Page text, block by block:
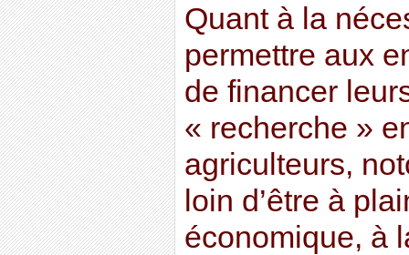
Quant à la
permettre aux
de financer
« recherche »
agriculteurs,
loin d’être à
économique, à